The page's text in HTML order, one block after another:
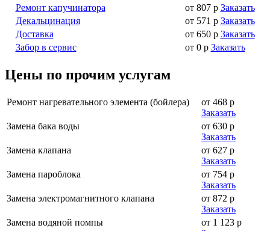
Ремонт капучинатора
от 807 р Заказать
Декальцинация
от 571 р Заказать
Доставка
от 650 р Заказать
Забор в сервис
от 0 р Заказать
Цены по прочим услугам
Ремонт нагревательного элемента (бойлера)
от 468 р
Заказать
Замена бака воды
от 630 р
Заказать
Замена клапана
от 627 р
Заказать
Замена пароблока
от 754 р
Заказать
Замена электромагнитного клапана
от 872 р
Заказать
Замена водяной помпы
от 1 123 р